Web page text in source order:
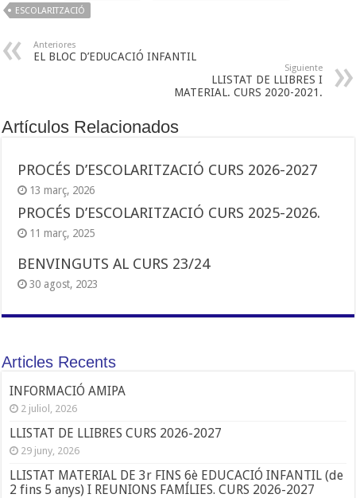
ESCOLARITZACIÓ
Anteriores
EL BLOC D’EDUCACIÓ INFANTIL
Siguiente
LLISTAT DE LLIBRES I
MATERIAL. CURS 2020-2021.
Artículos Relacionados
PROCÉS D’ESCOLARITZACIÓ CURS 2026-2027
13 març, 2026
PROCÉS D’ESCOLARITZACIÓ CURS 2025-2026.
11 març, 2025
BENVINGUTS AL CURS 23/24
30 agost, 2023
Articles Recents
INFORMACIÓ AMIPA
2 juliol, 2026
LLISTAT DE LLIBRES CURS 2026-2027
29 juny, 2026
LLISTAT MATERIAL DE 3r FINS 6è EDUCACIÓ INFANTIL (de
2 fins 5 anys) I REUNIONS FAMÍLIES. CURS 2026-2027